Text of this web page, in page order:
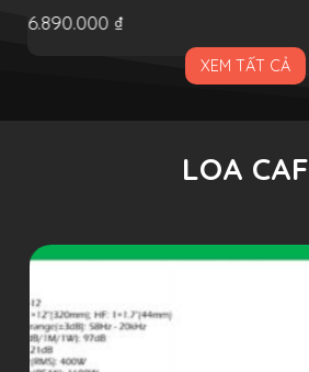
6.890.000 ₫
XEM TẤT CẢ
LOA CAF